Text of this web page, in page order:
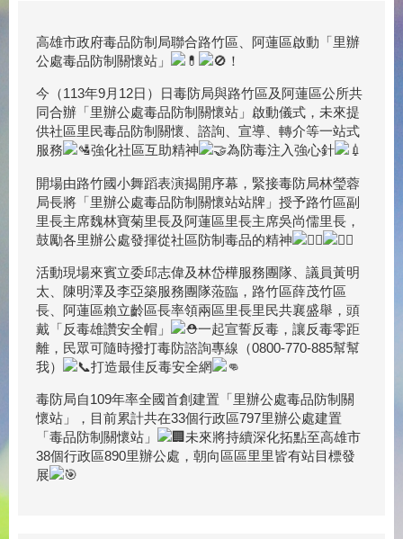
高雄市政府毒品防制局聯合路竹區、阿蓮區啟動「里辦
公處毒品防制關懷站」
！
今（113年9月12日）日毒防局與路竹區及阿蓮區公所共
同合辦「里辦公處毒品防制關懷站」啟動儀式，未來提
供社區里民毒品防制關懷、諮詢、宣導、轉介等一站式
服務
強化社區互助精神 為防毒注入強心針
開場由路竹國小舞蹈表演揭開序幕，緊接毒防局林瑩蓉
局長將「里辦公處毒品防制關懷站站牌」授予路竹區副
里長主席魏林寶菊里長及阿蓮區里長主席吳尚儒里長，
鼓勵各里辦公處發揮從社區防制毒品的精神
活動現場來賓立委邱志偉及林岱樺服務團隊、議員黃明
太、陳明澤及李亞築服務團隊蒞臨，路竹區薛茂竹區
長、阿蓮區賴立齡區長率領兩區里長里民共襄盛舉，頭
戴「反毒雄讚安全帽」
一起宣誓反毒，讓反毒零距
離，民眾可隨時撥打毒防諮詢專線（0800-770-885幫幫
我）
打造最佳反毒安全網
毒防局自109年率全國首創建置「里辦公處毒品防制關
懷站」，目前累計共在33個行政區797里辦公處建置
「毒品防制關懷站」
未來將持續深化拓點至高雄市
38個行政區890里辦公處，朝向區區里里皆有站目標發
展